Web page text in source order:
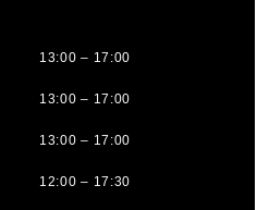
13:00 – 17:00
13:00 – 17:00
13:00 – 17:00
12:00 – 17:30